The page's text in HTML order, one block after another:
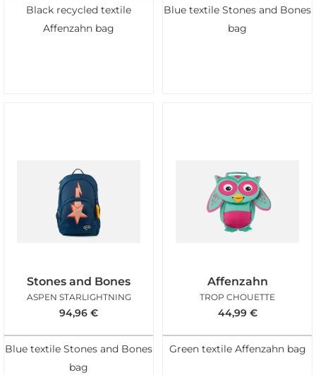
Black recycled textile
Affenzahn bag
Blue textile Stones and Bones
bag
Stones and Bones
ASPEN STARLIGHTNING
94,96 €
Blue textile Stones and Bones
bag
Affenzahn
TROP CHOUETTE
44,99 €
Green textile Affenzahn bag